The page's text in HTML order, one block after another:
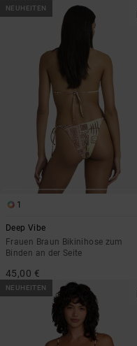
NEUHEITEN
1
Deep Vibe
Frauen Braun Bikinihose zum
Binden an der Seite
45,00 €
NEUHEITEN